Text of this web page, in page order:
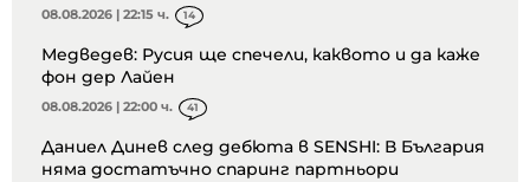
08.08.2026 | 22:15 ч. 14
Медведев: Русия ще спечели, каквото и да каже
фон дер Лайен
08.08.2026 | 22:00 ч. 41
Даниел Динев след дебюта в SENSHI: В България
няма достатъчно спаринг партньори